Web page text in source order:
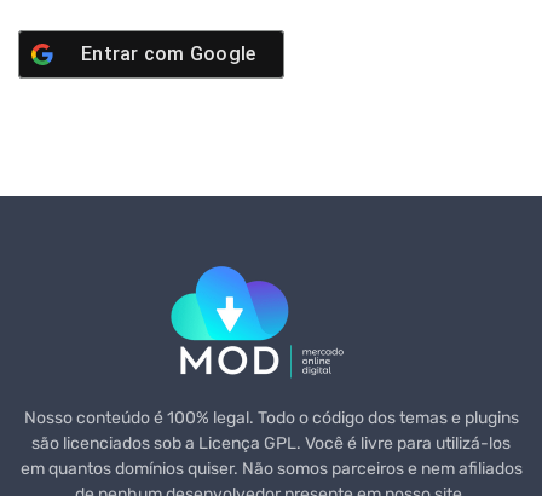
Entrar com Google
Nosso conteúdo é 100% legal. Todo o código dos temas e plugins
são licenciados sob a Licença GPL. Você é livre para utilizá-los
em quantos domínios quiser. Não somos parceiros e nem afiliados